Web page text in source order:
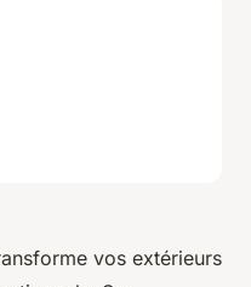
vos extérieurs